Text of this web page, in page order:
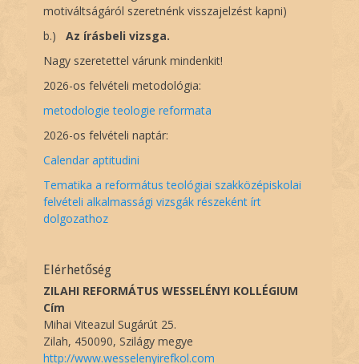
motiváltságáról szeretnénk visszajelzést kapni)
b.)
Az írásbeli vizsga.
Nagy szeretettel várunk mindenkit!
2026-os felvételi metodológia:
metodologie teologie reformata
2026-os felvételi naptár:
Calendar aptitudini
Tematika a református teológiai szakközépiskolai
felvételi alkalmassági vizsgák részeként írt
dolgozathoz
Elérhetőség
ZILAHI REFORMÁTUS WESSELÉNYI KOLLÉGIUM
Cím
Mihai Viteazul Sugárút 25.
Zilah, 450090, Szilágy megye
http://www.wesselenyirefkol.com